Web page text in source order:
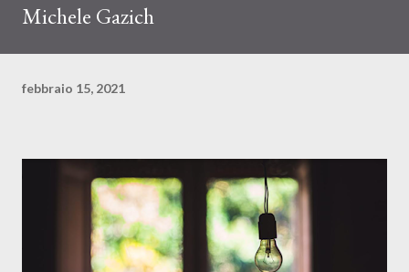
Michele Gazich
febbraio 15, 2021